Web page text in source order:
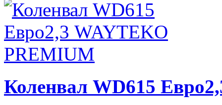
Коленвал WD615